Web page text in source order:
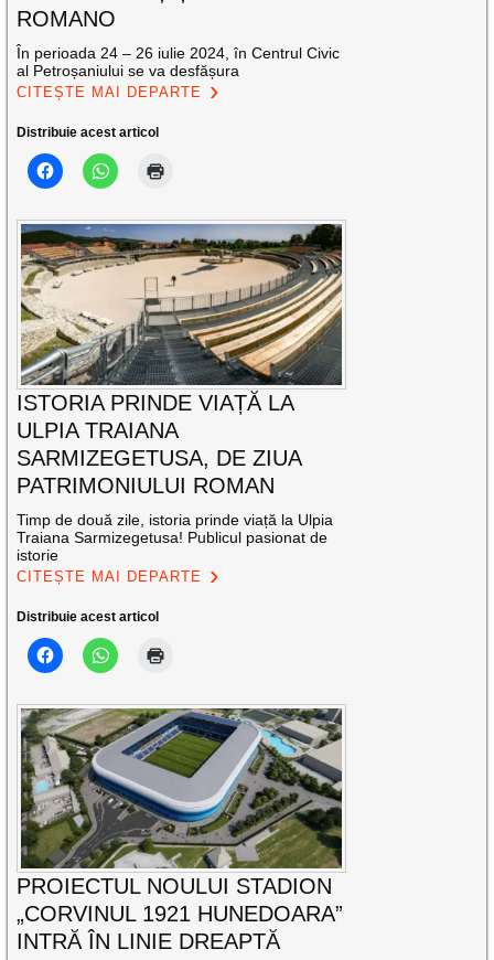
ROMANO
În perioada 24 – 26 iulie 2024, în Centrul Civic
al Petroșaniului se va desfășura
CITEȘTE MAI DEPARTE
Distribuie acest articol
ISTORIA PRINDE VIAȚĂ LA
ULPIA TRAIANA
SARMIZEGETUSA, DE ZIUA
PATRIMONIULUI ROMAN
Timp de două zile, istoria prinde viață la Ulpia
Traiana Sarmizegetusa! Publicul pasionat de
istorie
CITEȘTE MAI DEPARTE
Distribuie acest articol
PROIECTUL NOULUI STADION
„CORVINUL 1921 HUNEDOARA”
INTRĂ ÎN LINIE DREAPTĂ